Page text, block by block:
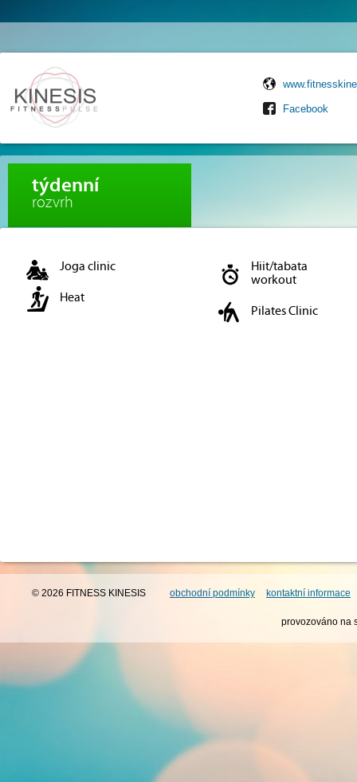
Facebook
týdenní
rozvrh
Joga clinic
Heat
Hiit/tabata
workout
Pilates Clinic
© 2026 FITNESS KINESIS obchodní podmínky kontaktní informace
provozováno na